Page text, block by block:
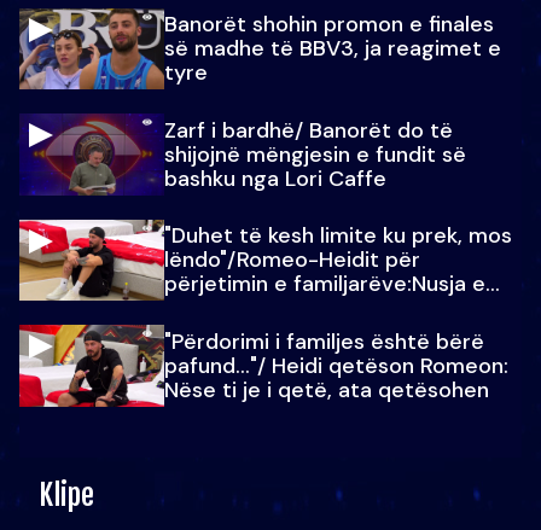
Banorët shohin promon e finales
së madhe të BBV3, ja reagimet e
tyre
Zarf i bardhë/ Banorët do të
shijojnë mëngjesin e fundit së
bashku nga Lori Caffe
"Duhet të kesh limite ku prek, mos
lëndo"/Romeo-Heidit për
përjetimin e familjarëve:Nusja e
"Përdorimi i familjes është bërë
pafund…"/ Heidi qetëson Romeon:
Nëse ti je i qetë, ata qetësohen
Klipe